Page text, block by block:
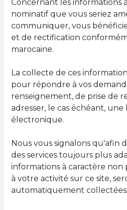
Concernant les informations
nominatif que vous seriez
communiquer, vous
et de rectification
marocaine.
La collecte de ces
pour répondre à vos
renseignement, de prise de
adresser, le cas échéant,
électronique.
Nous vous signalons qu'afin
des services toujours plus
informations à caractère non
à votre activité sur ce site,
automatiquement collectées.